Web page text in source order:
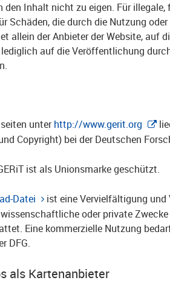
den Inhalt nicht zu eigen. Für
Schäden, die durch die Nutzung
allein der Anbieter der Website, auf
lediglich auf die Veröffentlichung
unterhttp://www.gerit.org
Copyright) bei der Deutschen
ist als Unionsmarke geschützt.
Datei
ist eine Vervielfältigung
oder private
Eine kommerzielle Nutzung
DFG.
als Kartenanbieter